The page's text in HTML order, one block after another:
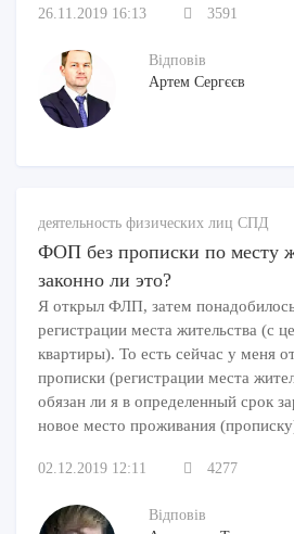
26.11.2019 16:13 3591
Відповів
Артем Сергєєв
деятельность физических лиц СПД
ФОП без прописки по месту
законно ли это?
Я открыл ФЛП, затем
регистрации места жительства (с
квартиры). То есть сейчас у меня
прописки (регистрации места
обязан ли я в определенный срок
новое место проживания
02.12.2019 12:11 4277
Відповів